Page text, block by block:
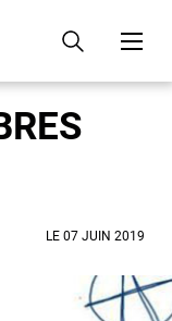
LE 07 JUIN 2019